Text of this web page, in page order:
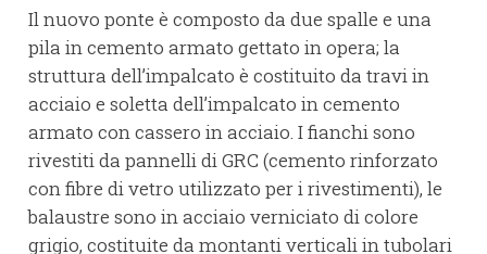
Il nuovo ponte è composto da due spalle e una
pila in cemento armato gettato in opera; la
struttura dell’impalcato è costituito da travi in
acciaio e soletta dell’impalcato in cemento
armato con cassero in acciaio. I fianchi sono
rivestiti da pannelli di GRC (cemento rinforzato
con fibre di vetro utilizzato per i rivestimenti), le
balaustre sono in acciaio verniciato di colore
grigio, costituite da montanti verticali in tubolari